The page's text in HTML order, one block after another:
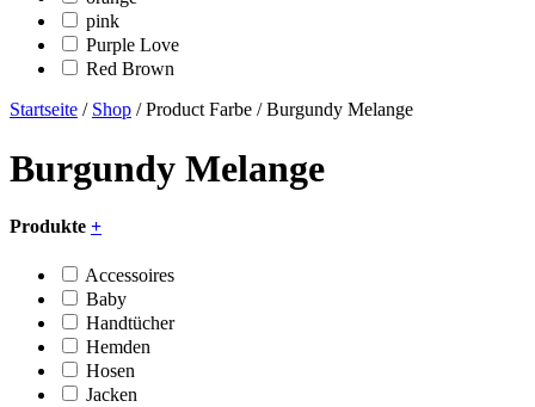
pink
Purple Love
Red Brown
Startseite / Shop / Product Farbe / Burgundy Melange
Burgundy Melange
Produkte +
Accessoires
Baby
Handtücher
Hemden
Hosen
Jacken